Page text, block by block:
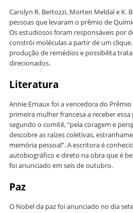
Carolyn R. Bertozzi, Morten Meldal e K.
pessoas que levaram o prêmio de
Os estudiosos foram responsáveis por
constrói moléculas a partir de um
produção de remédios e possibilita
direcionados.
Literatura
Annie Ernaux foi a vencedora do
primeira mulher francesa a receber
segundo o comitê, “pela coragem e
descobre as raízes coletivas,
memória pessoal”. A escritora é
autobiográfico e direto na obra que é
foi anunciado em seis de outubro.
Paz
O Nobel da paz foi anunciado no dia